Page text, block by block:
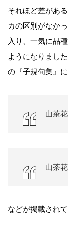
それほど差があ
カの区別がなか
入り、一気に品
ようになりまし
の『子規句集』に
山茶
山茶
などが掲載されて